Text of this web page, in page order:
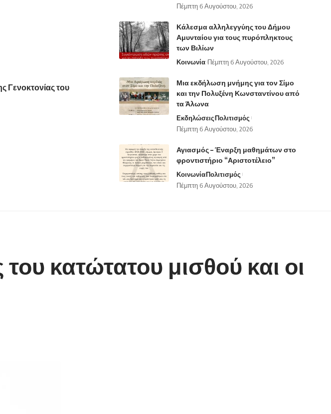
Γενοκτονίας του
Πέμπτη 6 Αυγούστου, 2026
Κάλεσμα αλληλεγγύης του Δήμου
Αμυνταίου για τους πυρόπληκτους
των Βιλίων
Κοινωνία Πέμπτη 6 Αυγούστου, 2026
Μια εκδήλωση μνήμης για τον Σίμο
και την Πολυξένη Κωνσταντίνου από
τα Άλωνα
ΕκδηλώσειςΠολιτισμός
Πέμπτη 6 Αυγούστου, 2026
Αγιασμός – Έναρξη μαθημάτων στο
φροντιστήριο “Αριστοτέλειο”
ΚοινωνίαΠολιτισμός
Πέμπτη 6 Αυγούστου, 2026
κατώτατου μισθού και οι